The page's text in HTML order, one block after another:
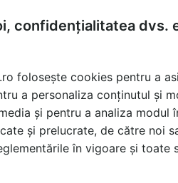
confidențialitatea dvs.
folosește cookies pentru a
a personaliza conținutul și
și pentru a analiza modul
și prelucrate, de către noi
în vigoare și toate